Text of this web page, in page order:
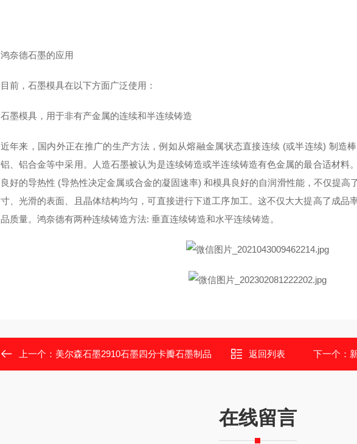
鸿奈德石墨的应用
目前，石墨模具在以下方面广泛使用：
石墨模具，用于非有产金属的连续和半连续铸造
近年来，国内外正在推广的生产方法，例如从熔融金属状态直接连续 (或半连续) 制造
铝、铝合金等中采用。人造石墨被认为是连续铸造或半连续铸造有色金属的最合适材料
良好的导热性 (导热性决定金属或合金的凝固速率) 和模具良好的自润滑性能，不仅提高
寸、光滑的表面、且晶体结构均匀，可直接进行下道工序加工。这不仅大大提高了成品
品质量。鸿奈德有两种连续铸造方法: 垂直连续铸造和水平连续铸造。
上一个： 美尔森石墨2910石墨四分卡瓣石墨制品 返回列表 下一个：
在线留言